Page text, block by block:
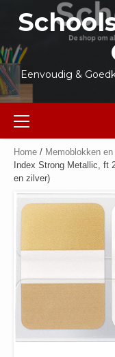
inhoud
Eenvoudig &
Primair
menu
Home / Memoblokken
Index Strong Metallic, ft
en zilver)